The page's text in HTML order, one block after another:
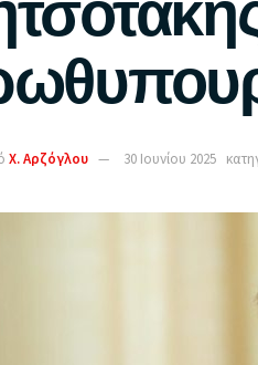
Χ. Αρζόγλου 30 Ιουνίου 2025